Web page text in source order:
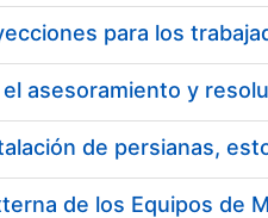
de persianas,